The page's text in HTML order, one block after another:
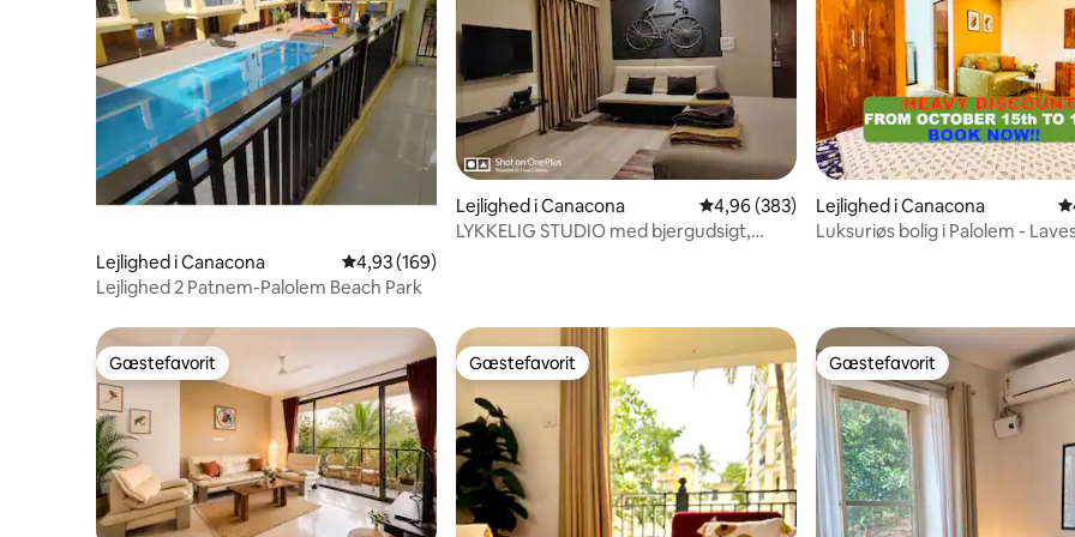
Lejlighed i Canacona 4,93 ud af 5 i gennemsnitlig bedømmelse, 169 omtaler
4,93 (169)
Lejlighed 2 Patnem-Palolem Beach Park
Lejlighed i Canacona 4,96 ud af 5 i gennemsnitlig bedømmelse,
4,96 (383)
LYKKELIG STUDIO med bjergudsigt,
Lejlighed i Canacona
Luksuriøs bolig i Palolem -
Gæstefavorit
Gæstefavorit Gæstefavorit
Gæstefavorit Gæstefavorit
Gæstefavorit